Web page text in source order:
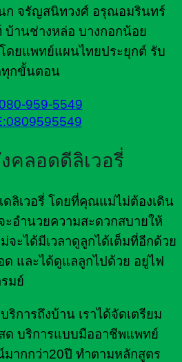
ก จรัญสนิทวงศ์ อรุณอมรินทร์
านช่างหล่อ บางกอกน้อย
ดยแพทย์แผนไทยประยุกต์ รับ
ทุกขั้นตอน
959-5549
คลอดดีลิเวอรี่
ดลิเวอรี่ โดยที่คุณแม่ไม่ต้องเดิน
ะอำนวยความสะดวกสบายให้
ะได้มีเวลาดูลูกได้เต็มที่อีกด้วย
ด และได้ดูแลลูกไปด้วย อยู่ไฟ
มย์
ริการถึงบ้าน เราได้จัดเตรียม
บริการแบบมืออาชีพแพทย์
ากกว่า20ปี ทำตามหลักสูตร